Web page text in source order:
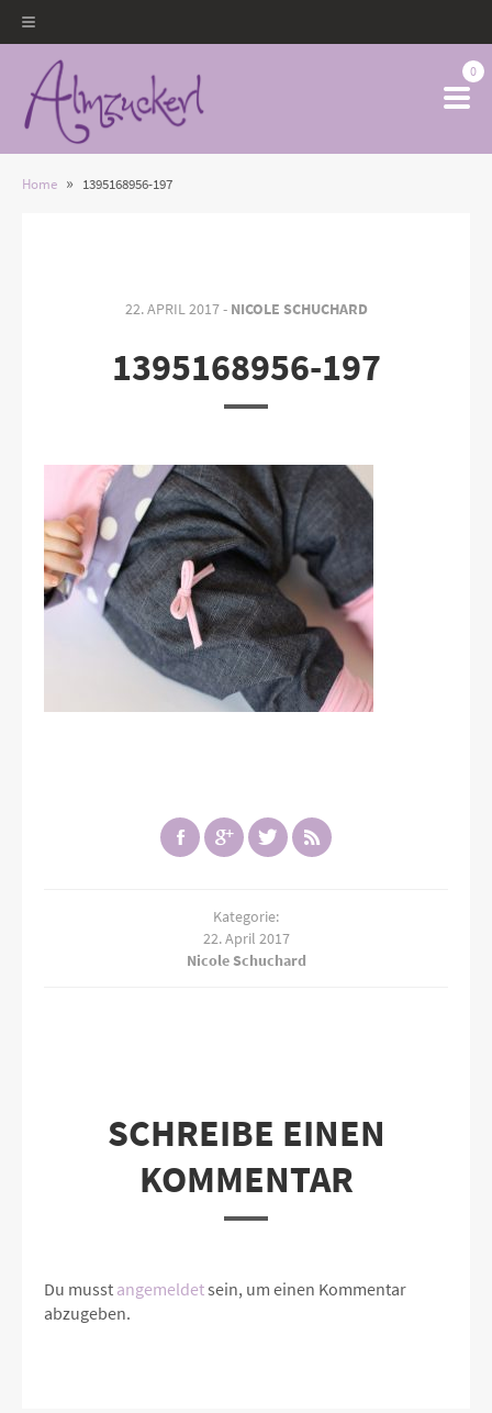
0
Home » 1395168956-197
22. APRIL 2017 - NICOLE SCHUCHARD
1395168956-197
Kategorie:
22. April 2017
Nicole Schuchard
SCHREIBE EINEN
KOMMENTAR
Du musst angemeldetsein, um einen Kommentar
abzugeben.